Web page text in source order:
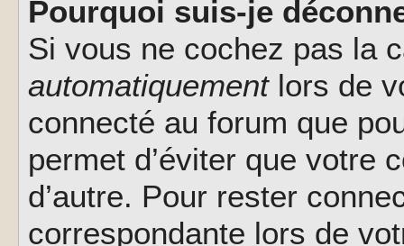
Pourquoi suis-je
Si vous ne cochez pas la
automatiquementlors de
connecté au forum que
permet d’éviter que votre
d’autre. Pour rester
correspondante lors de